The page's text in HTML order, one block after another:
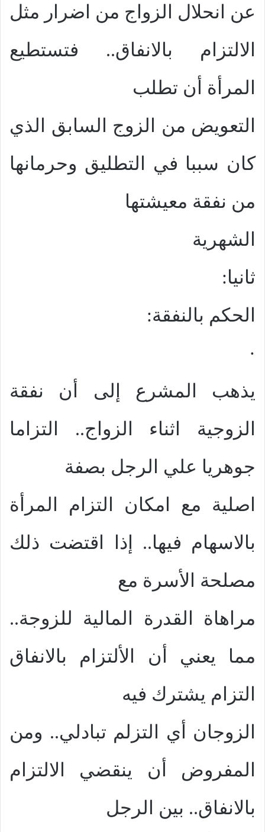
عن انحلال الزواج من اضرار مثل
الالتزام بالانفاق.. فتستطيع
المرأة أن تطلب
التعويض من الزوج السابق الذي
كان سببا في التطليق وحرمانها
من نفقة معيشتها
الشهرية
ثانيا:
الحكم بالنفقة:
·
يذهب المشرع إلى أن نفقة
الزوجية اثناء الزواج.. التزاما
جوهريا علي الرجل بصفة
اصلية مع امكان التزام المرأة
بالاسهام فيها.. إذا اقتضت ذلك
مصلحة الأسرة مع
مراهاة القدرة المالية للزوجة..
مما يعني أن الألتزام بالانفاق
التزام يشترك فيه
الزوجان أي التزلم تبادلي.. ومن
المفروض أن ينقضي الالتزام
بالانفاق.. بين الرجل